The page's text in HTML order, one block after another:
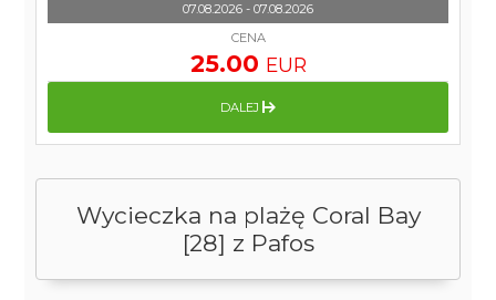
Wycieczka na plażę Coral Bay
[28] z Pafos
07.08.2026 - 07.08.2026
CENA
25.00 EUR
DALEJ